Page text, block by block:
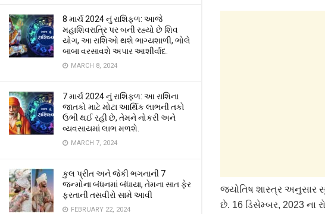
8 માર્ચ 2024 નું રાશિફળ: આજે
મહાશિવરાત્રિ પર બની રહ્યો છે શિવ
યોગ, આ રાશિઓ થશે ભાગ્યશાળી, ભોલે
બાબા વરસાવશે અપાર આશીર્વાદ.
MARCH 8, 2024
7 માર્ચ 2024 નું રાશિફળ: આ રાશિના
જાતકો માટે મોટા આર્થિક લાભની તકો
ઉભી થઈ રહી છે, તેમને નોકરી અને
વ્યવસાયમાં લાભ મળશે.
MARCH 7, 2024
કુલ પ્રીત અને જેકી ભગનાની 7
જન્મોના બંધનમાં બંધાયા, તેમના સાત ફેર
ફરતાની તસવીરો સામે આવી
FEBRUARY 22, 2024
જ્યોતિષ શાસ્ત્ર અનુસાર
છે. 16 ડિસેમ્બર, 2023 ના